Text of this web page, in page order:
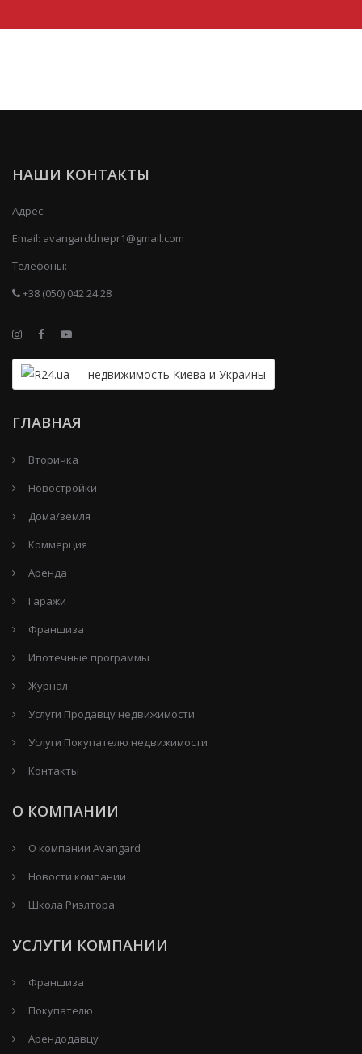
НАШИ КОНТАКТЫ
Адрес:
Email: avangarddnepr1@gmail.com
Телефоны:
+38 (050) 042 24 28
ГЛАВНАЯ
Вторичка
Новостройки
Дома/земля
Коммерция
Аренда
Гаражи
Франшиза
Ипотечные программы
Журнал
Услуги Продавцу недвижимости
Услуги Покупателю недвижимости
Контакты
О КОМПАНИИ
О компании Avangard
Новости компании
Школа Риэлтора
УСЛУГИ КОМПАНИИ
Франшиза
Покупателю
Арендодавцу